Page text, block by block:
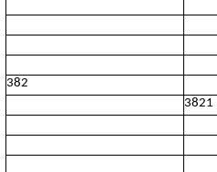
382
3821